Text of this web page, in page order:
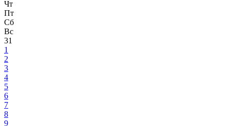
Чт
Пт
Сб
Вс
31
1
2
3
4
5
6
7
8
9